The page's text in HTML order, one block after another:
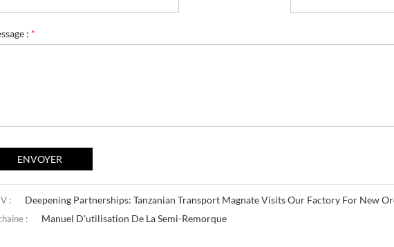
: *
: Deepening Partnerships: Tanzanian Transport Magnate Visits Our Factory For New
: Manuel D'utilisation De La Semi-Remorque